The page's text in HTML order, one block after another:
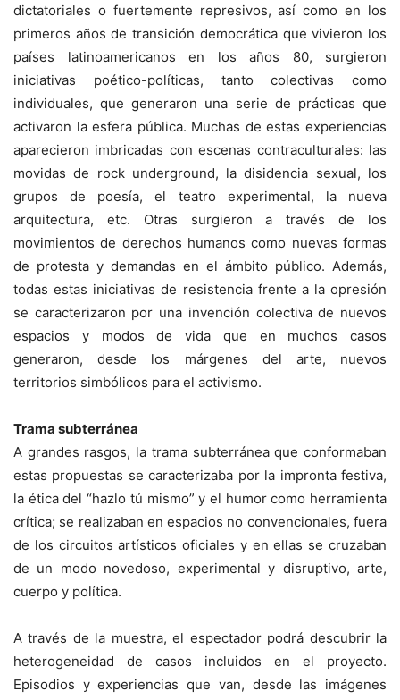
dictatoriales o fuertemente represivos, así como en los
primeros años de transición democrática que vivieron los
países latinoamericanos en los años 80, surgieron
iniciativas poético-políticas, tanto colectivas como
individuales, que generaron una serie de prácticas que
activaron la esfera pública. Muchas de estas experiencias
aparecieron imbricadas con escenas contraculturales: las
movidas de rock underground, la disidencia sexual, los
grupos de poesía, el teatro experimental, la nueva
arquitectura, etc. Otras surgieron a través de los
movimientos de derechos humanos como nuevas formas
de protesta y demandas en el ámbito público. Además,
todas estas iniciativas de resistencia frente a la opresión
se caracterizaron por una invención colectiva de nuevos
espacios y modos de vida que en muchos casos
generaron, desde los márgenes del arte, nuevos
territorios simbólicos para el activismo.
Trama subterránea
A grandes rasgos, la trama subterránea que conformaban
estas propuestas se caracterizaba por la impronta festiva,
la ética del “hazlo tú mismo” y el humor como herramienta
crítica; se realizaban en espacios no convencionales, fuera
de los circuitos artísticos oficiales y en ellas se cruzaban
de un modo novedoso, experimental y disruptivo, arte,
cuerpo y política.
A través de la muestra, el espectador podrá descubrir la
heterogeneidad de casos incluidos en el proyecto.
Episodios y experiencias que van, desde las imágenes